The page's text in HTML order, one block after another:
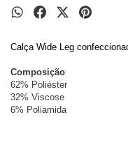
Calça Wide Leg
Composição
62% Poliéster
32% Viscose
6% Poliamida